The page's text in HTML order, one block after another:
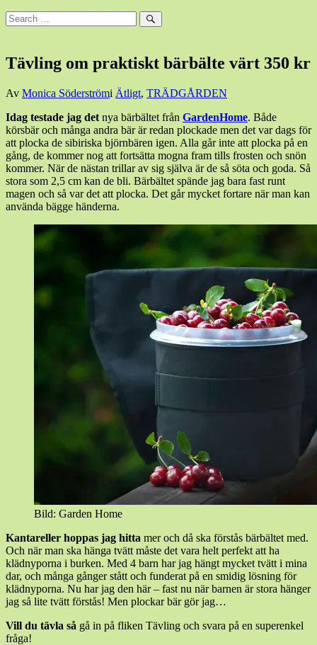
Sök
efter:
Sök
Tävling om praktiskt bärbälte värt 350 kr
Den
september,
201618
september,
2016
Av Monica Söderströmi Ätligt, TRÄDGÅRDEN
Idag testade jag det nya bärbältet från GardenHome. Både
körsbär och många andra bär är redan plockade men det var dags för
att plocka de sibiriska björnbären igen. Alla går inte att plocka på en
gång, de kommer nog att fortsätta mogna fram tills frosten och snön
kommer. När de nästan trillar av sig själva är de så söta och goda. Så
stora som 2,5 cm kan de bli. Bärbältet spände jag bara fast runt
magen och så var det att plocka. Det går mycket fortare när man kan
använda bägge händerna.
Bild: Garden Home
Kantareller hoppas jag hitta mer och då ska förstås bärbältet med.
Och när man ska hänga tvätt måste det vara helt perfekt att ha
klädnyporna i burken. Med 4 barn har jag hängt mycket tvätt i mina
dar, och många gånger stått och funderat på en smidig lösning för
klädnyporna. Nu har jag den här – fast nu när barnen är stora hänger
jag så lite tvätt förstås! Men plockar bär gör jag…
Vill du tävla så gå in på fliken Tävling och svara på en superenkel
fråga!